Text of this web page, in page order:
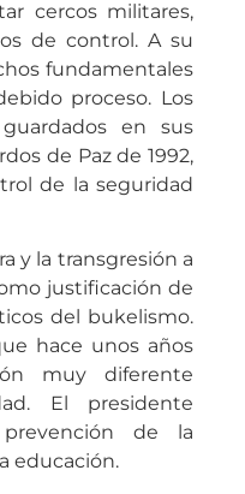
cercos militares,
de control. A su
fundamentales
proceso. Los
en sus
de Paz de 1992,
de la seguridad
y la transgresión a
justificación de
del bukelismo.
hace unos años
muy diferente
El presidente
de la
educación.